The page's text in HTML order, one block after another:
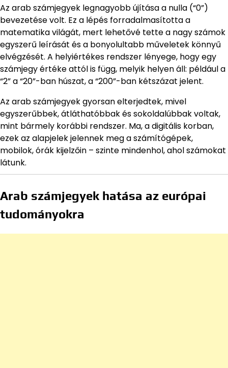
Az arab számjegyek legnagyobb újítása a nulla (“0”)
bevezetése volt. Ez a lépés forradalmasította a
matematika világát, mert lehetővé tette a nagy számok
egyszerű leírását és a bonyolultabb műveletek könnyű
elvégzését. A helyiértékes rendszer lényege, hogy egy
számjegy értéke attól is függ, melyik helyen áll: például a
“2” a “20”-ban húszat, a “200”-ban kétszázat jelent.
Az arab számjegyek gyorsan elterjedtek, mivel
egyszerűbbek, átláthatóbbak és sokoldalúbbak voltak,
mint bármely korábbi rendszer. Ma, a digitális korban,
ezek az alapjelek jelennek meg a számítógépek,
mobilok, órák kijelzőin – szinte mindenhol, ahol számokat
látunk.
Arab számjegyek hatása az európai
tudományokra